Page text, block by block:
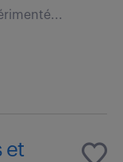
et